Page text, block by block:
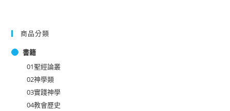
商品分類
書籍
01聖經論叢
02神學類
03實踐神學
04教會歷史